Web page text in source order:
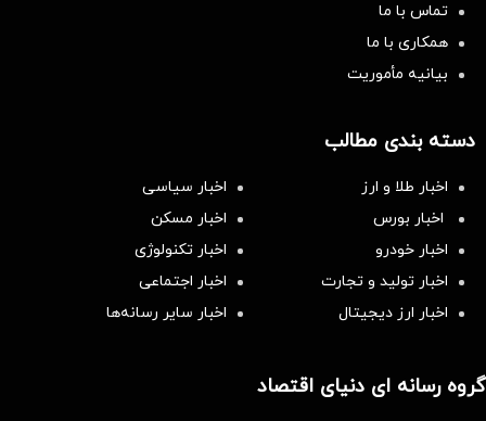
تماس با ما
همکاری با ما
بیانیه مأموریت
دسته بندی مطالب
اخبار طلا و ارز
اخبار سیاسی
اخبار بورس
اخبار مسکن
اخبار خودرو
اخبار تکنولوژی
اخبار تولید و تجارت
اخبار اجتماعی
اخبار ارز دیجیتال
اخبار سایر رسانه‌‌ها
گروه رسانه ای دنیای اقتصاد